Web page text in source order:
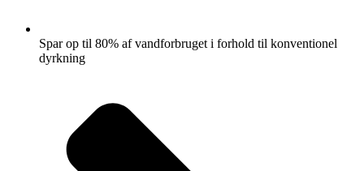
Spar op til 80% af vandforbruget i forhold til konventionel
dyrkning